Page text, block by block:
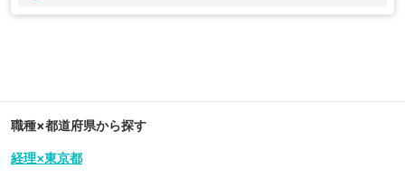
職種×都道府県から探す
経理×東京都